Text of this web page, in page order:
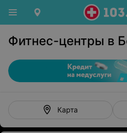
Фитнес-центры в
Карта